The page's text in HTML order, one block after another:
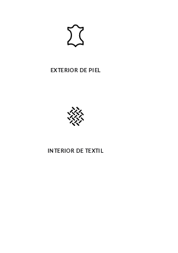
EXTERIOR DE PIEL
INTERIOR DE TEXTIL